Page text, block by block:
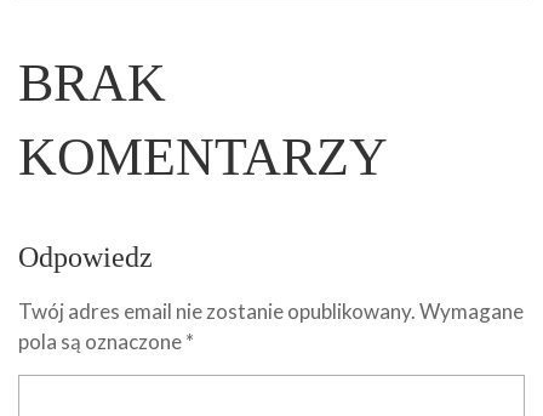
BRAK
KOMENTARZY
Odpowiedz
Twój adres email nie zostanie opublikowany.Wymagane
pola są oznaczone*